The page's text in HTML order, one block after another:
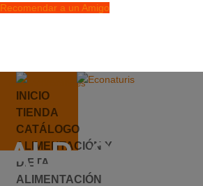
Recomendar a un Amigo
info@econaturis.es
Mi cuenta
Checkout
0 elementos
INICIO
TIENDA
CATÁLOGO
ALIMENTACIÓN Y
DIETA
ALIMENTACIÓN